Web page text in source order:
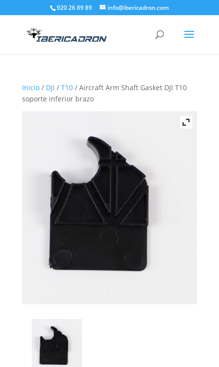
920 26 89 89 info@ibericadron.com
Inicio/ DJI / T10/ Aircraft Arm Shaft Gasket DJI T10
soporte inferior brazo